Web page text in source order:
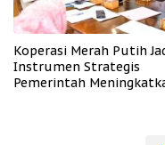
Koperasi Merah Putih
Instrumen Strategis
Pemerintah